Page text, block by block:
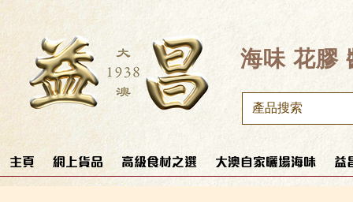
海味 花膠
主頁 網上貨品 高級食材之選 大澳自家曬場海味 益